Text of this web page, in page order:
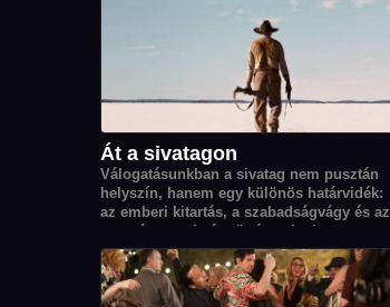
Át a sivatagon
Válogatásunkban a sivatag nem pusztán
helyszín, hanem egy különös határvidék:
az emberi kitartás, a szabadságvágy és az
egymásra utaltság történeteinek
elementáris erejű szereplője.